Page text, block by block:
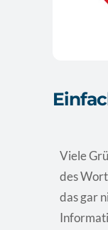
Viele
des
das gar